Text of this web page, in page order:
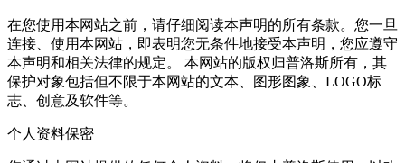
在您使用本网站之前，请仔细阅读本声明的所有条款。您一旦
连接、使用本网站，即表明您无条件地接受本声明，您应遵守
本声明和相关法律的规定。 本网站的版权归普洛斯所有，其
保护对象包括但不限于本网站的文本、图形图象、LOGO标
志、创意及软件等。
个人资料保密